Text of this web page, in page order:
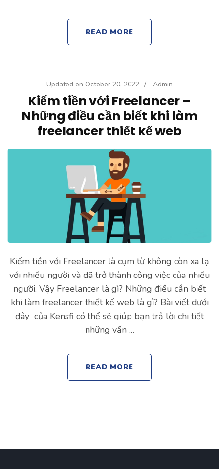
READ MORE
Updated on October 20, 2022 / Admin
Kiếm tiền với Freelancer –
Những điều cần biết khi làm
freelancer thiết kế web
Kiếm tiền với Freelancer là cụm từ không còn xa lạ
với nhiều người và đã trở thành công việc của nhiều
người. Vậy Freelancer là gì? Những điều cần biết
khi làm freelancer thiết kế web là gì? Bài viết dưới
đây của Kensfi có thể sẽ giúp bạn trả lời chi tiết
những vấn …
READ MORE